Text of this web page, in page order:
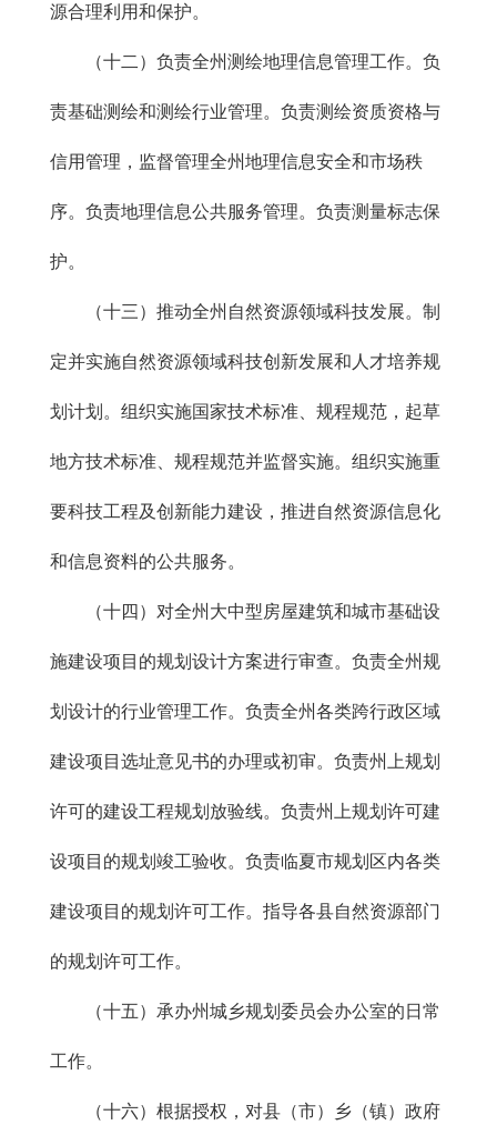
源合理利用和保护。
（十二）负责全州测绘地理信息管理工作。负
责基础测绘和测绘行业管理。负责测绘资质资格与
信用管理，监督管理全州地理信息安全和市场秩
序。负责地理信息公共服务管理。负责测量标志保
护。
（十三）推动全州自然资源领域科技发展。制
定并实施自然资源领域科技创新发展和人才培养规
划计划。组织实施国家技术标准、规程规范，起草
地方技术标准、规程规范并监督实施。组织实施重
要科技工程及创新能力建设，推进自然资源信息化
和信息资料的公共服务。
（十四）对全州大中型房屋建筑和城市基础设
施建设项目的规划设计方案进行审查。负责全州规
划设计的行业管理工作。负责全州各类跨行政区域
建设项目选址意见书的办理或初审。负责州上规划
许可的建设工程规划放验线。负责州上规划许可建
设项目的规划竣工验收。负责临夏市规划区内各类
建设项目的规划许可工作。指导各县自然资源部门
的规划许可工作。
（十五）承办州城乡规划委员会办公室的日常
工作。
（十六）根据授权，对县（市）乡（镇）政府